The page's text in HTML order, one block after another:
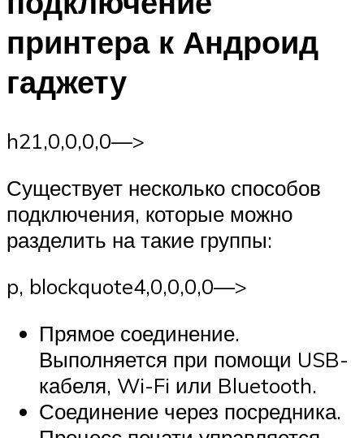
принтера к Андроид
гаджету
h21,0,0,0,0—>
Существует несколько способов
подключения, которые можно
разделить на такие группы:
p, blockquote4,0,0,0,0—>
Прямое соединение.
Выполняется при помощи USB-
кабеля, Wi-Fi или Bluetooth.
Соединение через посредника.